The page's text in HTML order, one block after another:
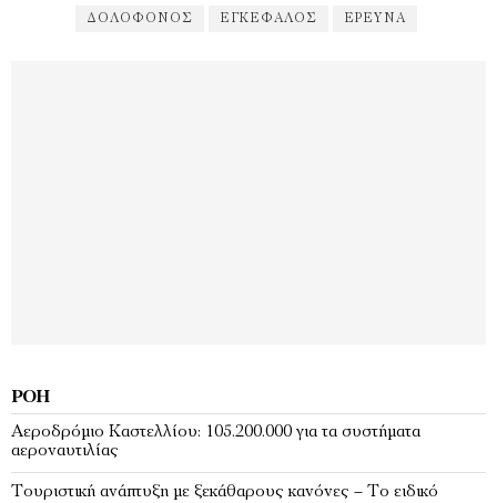
ΔΟΛΟΦΌΝΟΣ ΕΓΚΈΦΑΛΟΣ ΕΡΕΥΝΑ
ΡΟΉ
Αεροδρόμιο Καστελλίου: 105.200.000 για τα συστήματα
αεροναυτιλίας
Τουριστική ανάπτυξη με ξεκάθαρους κανόνες – Το ειδικό